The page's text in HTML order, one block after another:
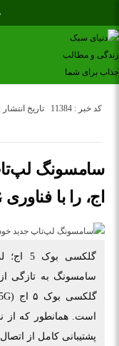
تاریخ انتشار : شنبه 15
کد خبر : 11384
اج، را با فناوری 5G عرضه کرد
سامسونگ به تازگی
است. همانطور که از
پشتیبانی کامل از اتصال 5G است که آن را از نسخه‌های